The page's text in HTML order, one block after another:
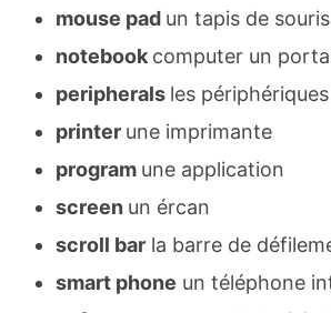
mouse pad un tapis de souris
notebook computer un
peripherals les
printer une imprimante
program une application
screen un ércan
scroll bar la barre de
smart phone un téléphone